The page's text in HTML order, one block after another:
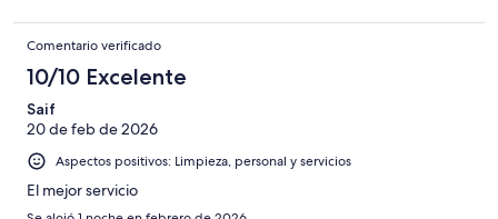
Comentario verificado
10/10 Excelente
Saif
20 de feb de 2026
Aspectos positivos: Limpieza, personal y servicios
El mejor servicio